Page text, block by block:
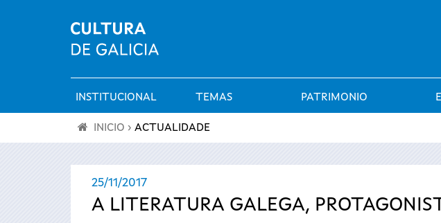
Menú
principal
INSTITUCIONAL TEMAS PATRIMONIO
está
INICIO › ACTUALIDADE
25/11/2017
A LITERATURA GALEGA,